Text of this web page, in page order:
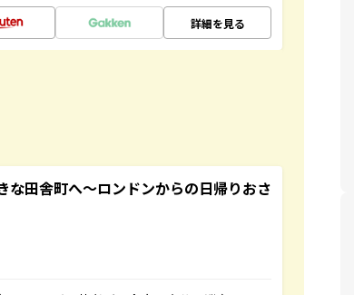
詳細を見る
田舎町へ～ロンドンからの日帰りおさ